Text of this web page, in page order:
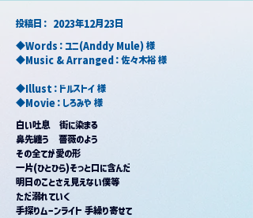
​投稿日： 2023年12月23日
◆Words：ユニ(Anddy Mule) 様
◆Music & Arranged：佐々木裕 様
◆Illust：ドルストイ 様
◆Movie：しろみや 様
白い吐息　街に染まる
鼻先纏う　薔薇のよう
その全てが愛の形
一片(ひとひら)そっと口に含んだ
明日のことさえ見えない僕等
ただ溺れていく
手探りムーンライト 手繰り寄せて